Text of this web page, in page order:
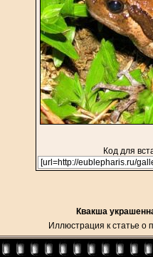
Код для
Квакша
Иллюстрация к статье о